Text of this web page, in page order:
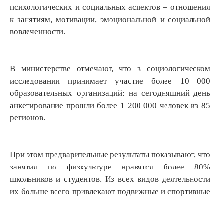
психологических и социальных аспектов – отношения
к занятиям, мотивации, эмоциональной и социальной
вовлеченности.
В министерстве отмечают, что в социологическом
исследовании принимает участие более 10 000
образовательных организаций: на сегодняшний день
анкетирование прошли более 1 200 000 человек из 85
регионов.
При этом предварительные результаты показывают, что
занятия по физкультуре нравятся более 80%
школьников и студентов. Из всех видов деятельности
их больше всего привлекают подвижные и спортивные